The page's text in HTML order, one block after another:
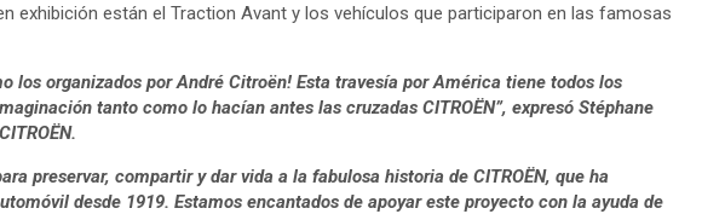
exhibición están el Traction Avant y los vehículos que participaron en las famosas
los organizados por André Citroën! Esta travesía por América tiene todos los
tanto como lo hacían antes las cruzadas CITROËN”, expresó Stéphane
preservar, compartir y dar vida a la fabulosa historia de CITROËN, que ha
desde 1919. Estamos encantados de apoyar este proyecto con la ayuda de